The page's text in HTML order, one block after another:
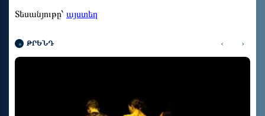
Տեսանյութը՝ այստեղ
ԹՐԵՆԴ ‹ ›